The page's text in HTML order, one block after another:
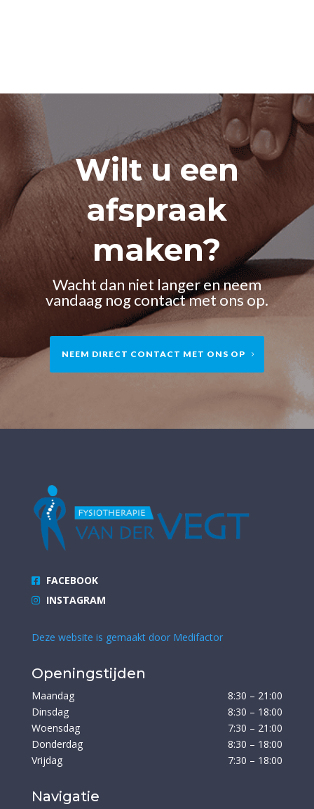
Wilt u een
afspraak
maken?
Wacht dan niet langer en neem
vandaag nog contact met ons op.
NEEM DIRECT CONTACT MET ONS OP
FACEBOOK
INSTAGRAM
Deze website is gemaakt door Medifactor
Openingstijden
Maandag
8:30 – 21:00
Dinsdag
8:30 – 18:00
Woensdag
7:30 – 21:00
Donderdag
8:30 – 18:00
Vrijdag
7:30 – 18:00
Navigatie